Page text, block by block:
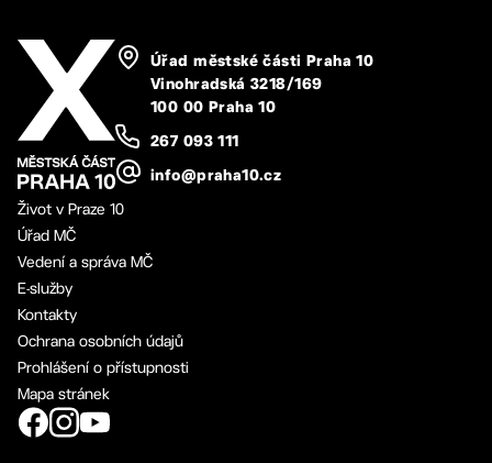
Úřad městské části Praha 10
Vinohradská 3218/169
100 00 Praha 10
267 093 111
info@praha10.cz
Život v Praze 10
Úřad MČ
Vedení a správa MČ
E-služby
Kontakty
Ochrana osobních údajů
Prohlášení o přístupnosti
Mapa stránek